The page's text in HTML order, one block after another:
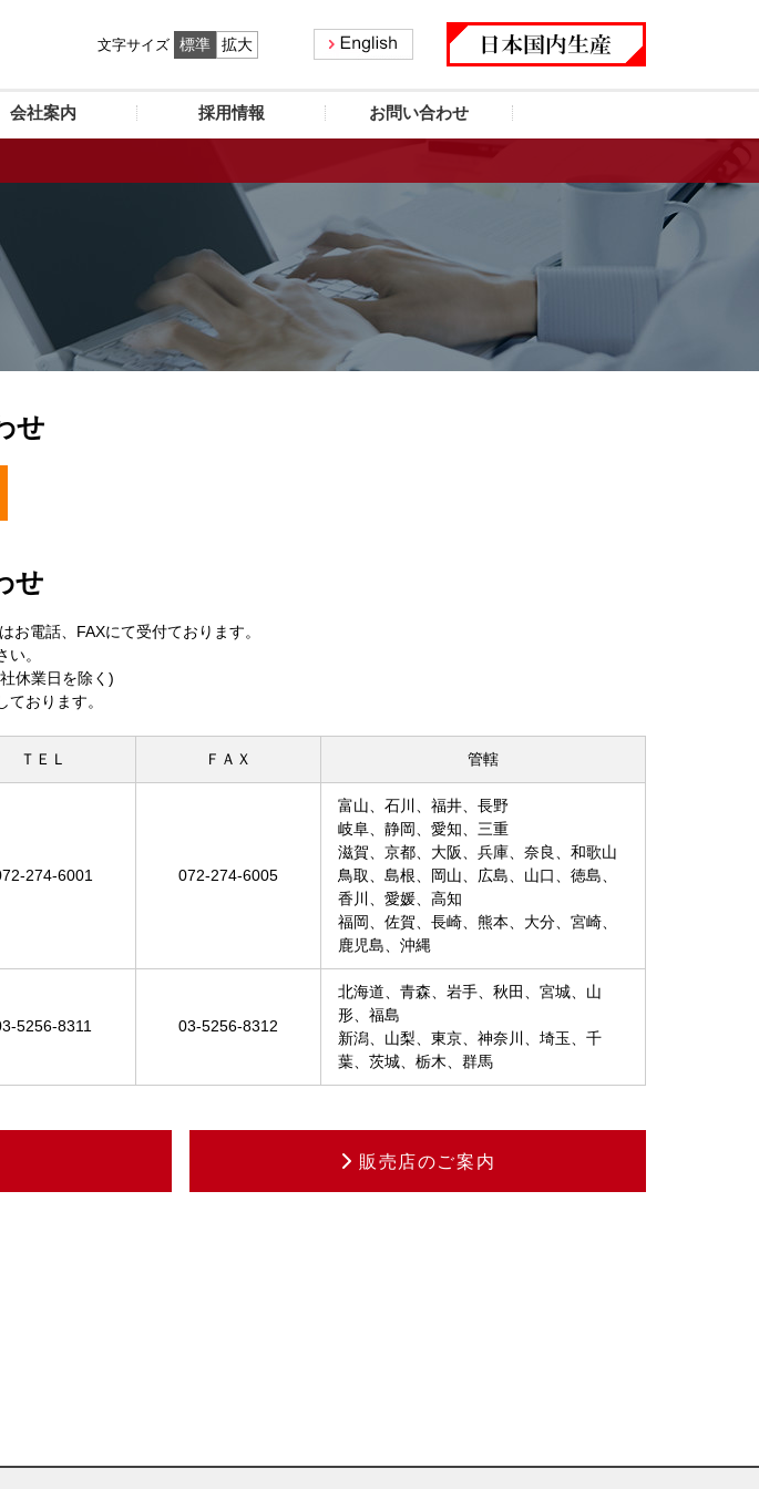
文字サイズ 標準 拡大
会社案内 採用情報 お問い合わせ
せ
せ
お電話、FAXにて受付ております。
。
休業日を除く)
おります。
ＴＥＬ ＦＡＸ 管轄
274-6001 072-274-6005
富山、石川、福井、長野
岐阜、静岡、愛知、三重
滋賀、京都、大阪、兵庫、奈良、和歌山
鳥取、島根、岡山、広島、山口、徳島、
香川、愛媛、高知
福岡、佐賀、長崎、熊本、大分、宮崎、
鹿児島、沖縄
5256-8311 03-5256-8312
北海道、青森、岩手、秋田、宮城、山
形、福島
新潟、山梨、東京、神奈川、埼玉、千
葉、茨城、栃木、群馬
販売店のご案内